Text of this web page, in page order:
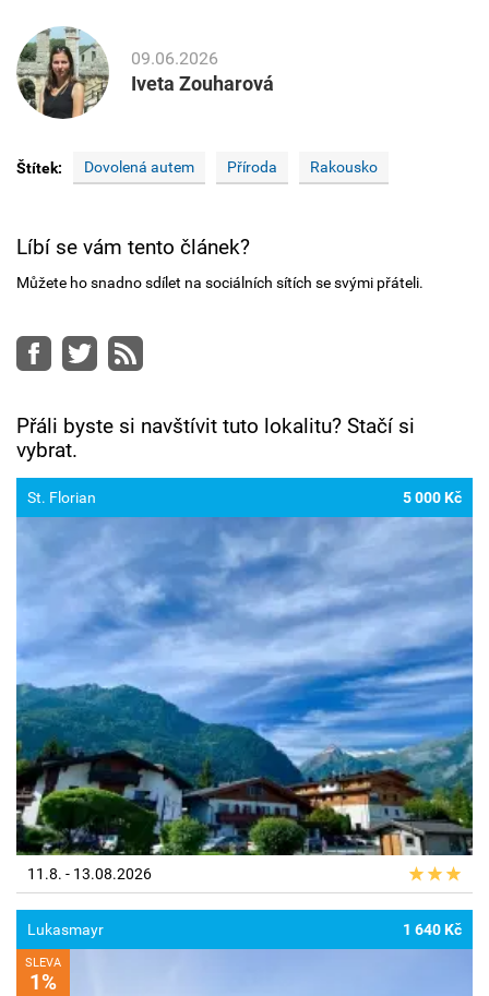
09.06.2026
Iveta Zouharová
Štítek: Dovolená autem Příroda Rakousko
Líbí se vám tento článek?
Můžete ho snadno sdílet na sociálních sítích se svými přáteli.
Facebook
Twitter
RSS
Přáli byste si navštívit tuto lokalitu? Stačí si
vybrat.
St. Florian 5 000 Kč
11.8. - 13.08.2026
Lukasmayr 1 640 Kč
SLEVA
1%